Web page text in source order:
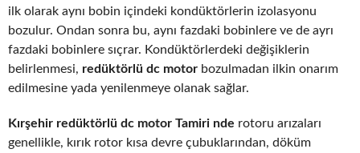
ilk olarak aynı bobin içindeki kondüktörlerin izolasyonu
bozulur. Ondan sonra bu, aynı fazdaki bobinlere ve de ayrı
fazdaki bobinlere sıçrar. Kondüktörlerdeki değişiklerin
belirlenmesi, redüktörlü dc motor bozulmadan ilkin onarım
edilmesine yada yenilenmeye olanak sağlar.
Kırşehir redüktörlü dc motor Tamiri nde rotoru arızaları
genellikle, kırık rotor kısa devre çubuklarından, döküm